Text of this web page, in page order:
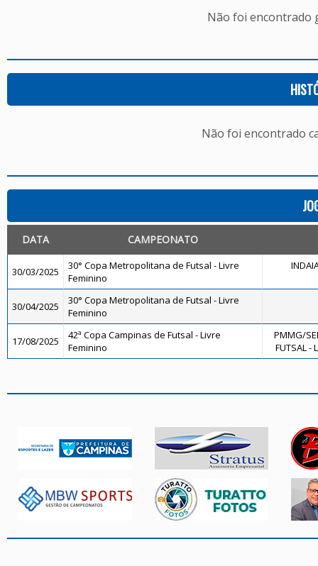
Não foi encontrado
Não foi encontrado
DATA CAMPEONATO
30/03/2025
30° Copa Metropolitana de Futsal - Livre
Feminino
30/04/2025
30° Copa Metropolitana de Futsal - Livre
Feminino
17/08/2025
42ª Copa Campinas de Futsal - Livre
Feminino
PMMG/
FUTSAL -